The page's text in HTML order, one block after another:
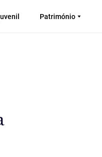
Património